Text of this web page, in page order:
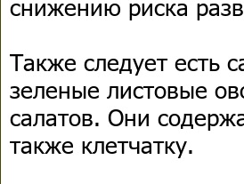
снижению риска
Также следует есть
зеленые листовые
салатов. Они
также клетчатку.